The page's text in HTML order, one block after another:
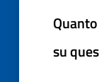
su